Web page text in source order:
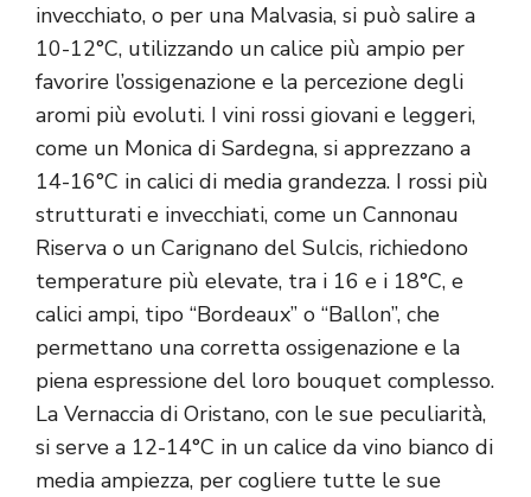
invecchiato, o per una Malvasia, si può salire a
10-12°C, utilizzando un calice più ampio per
favorire l’ossigenazione e la percezione degli
aromi più evoluti. I vini rossi giovani e leggeri,
come un Monica di Sardegna, si apprezzano a
14-16°C in calici di media grandezza. I rossi più
strutturati e invecchiati, come un Cannonau
Riserva o un Carignano del Sulcis, richiedono
temperature più elevate, tra i 16 e i 18°C, e
calici ampi, tipo “Bordeaux” o “Ballon”, che
permettano una corretta ossigenazione e la
piena espressione del loro bouquet complesso.
La Vernaccia di Oristano, con le sue peculiarità,
si serve a 12-14°C in un calice da vino bianco di
media ampiezza, per cogliere tutte le sue